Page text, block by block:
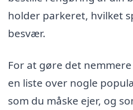
holder parkeret, hvilket
besvær.
For at gøre det
en liste over nogle
som du måske ejer, og